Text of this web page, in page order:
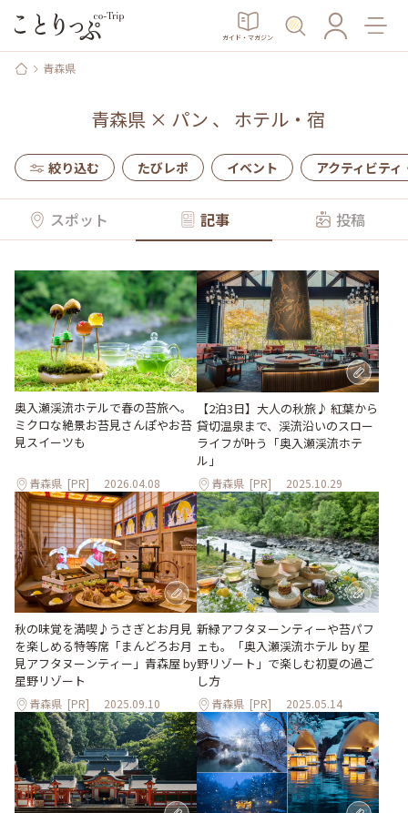
ガイド・マガジン
青森県
青森県× パン 、 ホテル・宿
絞り込む たびレポ イベント アクティビティ
スポット 記事 投稿
奥入瀬渓流ホテルで春の苔旅へ。
ミクロな絶景お苔見さんぽやお苔
見スイーツも
青森県 [PR] 2026.04.08
【2泊3日】大人の秋旅♪ 紅葉から
貸切温泉まで、渓流沿いのスロー
ライフが叶う「奥入瀬渓流ホテ
ル」
青森県 [PR] 2025.10.29
秋の味覚を満喫♪うさぎとお月見
を楽しめる特等席「まんどろお月
見アフタヌーンティー」青森屋 by
星野リゾート
青森県 [PR] 2025.09.10
新緑アフタヌーンティーや苔パフ
ェも。「奥入瀬渓流ホテル by 星
野リゾート」で楽しむ初夏の過ご
し方
青森県 [PR] 2025.05.14